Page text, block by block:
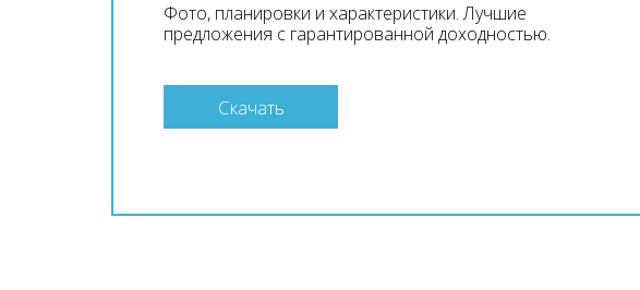
Фото, планировки и характеристики. Лучшие
предложения с гарантированной доходностью.
Скачать